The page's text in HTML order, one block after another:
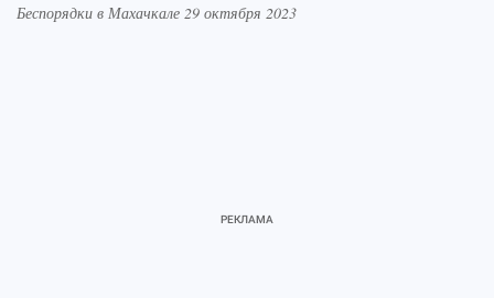
Беспорядки в Махачкале 29 октября 2023